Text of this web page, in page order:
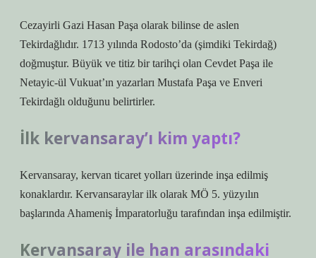
Cezayirli Gazi Hasan Paşa olarak bilinse de aslen
Tekirdağlıdır. 1713 yılında Rodosto’da (şimdiki Tekirdağ)
doğmuştur. Büyük ve titiz bir tarihçi olan Cevdet Paşa ile
Netayic-ül Vukuat’ın yazarları Mustafa Paşa ve Enveri
Tekirdağlı olduğunu belirtirler.
İlk kervansaray’ı kim yaptı?
Kervansaray, kervan ticaret yolları üzerinde inşa edilmiş
konaklardır. Kervansaraylar ilk olarak MÖ 5. yüzyılın
başlarında Ahameniş İmparatorluğu tarafından inşa edilmiştir.
Kervansaray ile han arasındaki